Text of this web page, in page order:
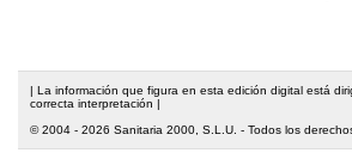
| La información que figura en esta edición digital está
correcta interpretación |
© 2004 - 2026 Sanitaria 2000, S.L.U. - Todos los